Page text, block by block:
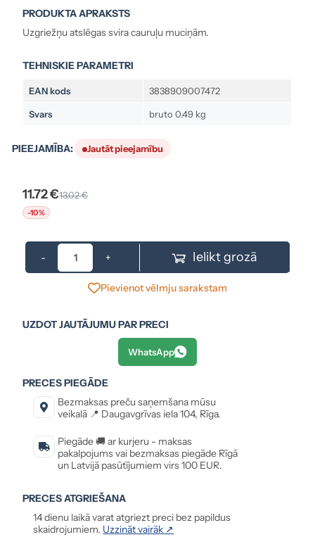
PRODUKTA APRAKSTS
Uzgriežņu atslēgas svira cauruļu muciņām.
TEHNISKIE PARAMETRI
EAN kods 3838909007472
Svars bruto 0.49 kg
PIEEJAMĪBA: Jautāt pieejamību
11.72 €13.02 €
-10%
- + Ielikt grozā
Pievienot vēlmju sarakstam
UZDOT JAUTĀJUMU PAR PRECI
WhatsApp
PRECES PIEGĀDE
Bezmaksas preču saņemšana mūsu
veikalā 📍 Daugavgrīvas iela 104, Rīga.
Piegāde 🚚 ar kurjeru - maksas
pakalpojums vai bezmaksas piegāde Rīgā
un Latvijā pasūtījumiem virs 100 EUR.
PRECES ATGRIEŠANA
14 dienu laikā varat atgriezt preci bez papildus
skaidrojumiem. Uzzināt vairāk ↗